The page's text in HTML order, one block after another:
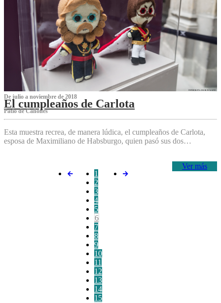
De julio a noviembre de 2018
El cumpleaños de Carlota
Patio de Cañones
Esta muestra recrea, de manera lúdica, el cumpleaños de Carlota,
esposa de Maximiliano de Habsburgo, quien pasó sus dos…
Ver más
1
2
3
4
5
6
7
8
9
10
11
12
13
14
15